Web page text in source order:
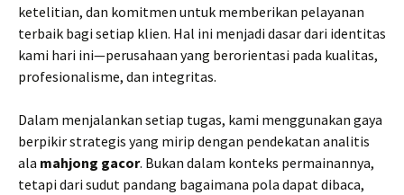
ketelitian, dan komitmen untuk memberikan pelayanan
terbaik bagi setiap klien. Hal ini menjadi dasar dari identitas
kami hari ini—perusahaan yang berorientasi pada kualitas,
profesionalisme, dan integritas.
Dalam menjalankan setiap tugas, kami menggunakan gaya
berpikir strategis yang mirip dengan pendekatan analitis
ala mahjong gacor. Bukan dalam konteks permainannya,
tetapi dari sudut pandang bagaimana pola dapat dibaca,